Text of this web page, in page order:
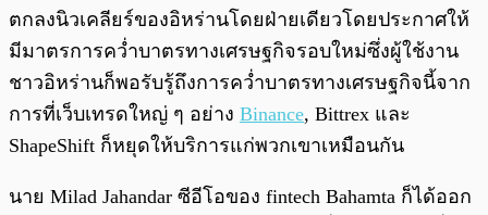
ตกลงนิวเคลียร์ของอิหร่านโดยฝ่ายเดียวโดยประกาศให้
มีมาตรการคว่ำบาตรทางเศรษฐกิจรอบใหม่ซึ่งผู้ใช้งาน
ชาวอิหร่านก็พอรับรู้ถึงการคว่ำบาตรทางเศรษฐกิจนี้จาก
การที่เว็บเทรดใหญ่ ๆ อย่าง Binance, Bittrex และ
ShapeShift ก็หยุดให้บริการแก่พวกเขาเหมือนกัน
นาย Milad Jahandar ซีอีโอของ fintech Bahamta ก็ได้ออก